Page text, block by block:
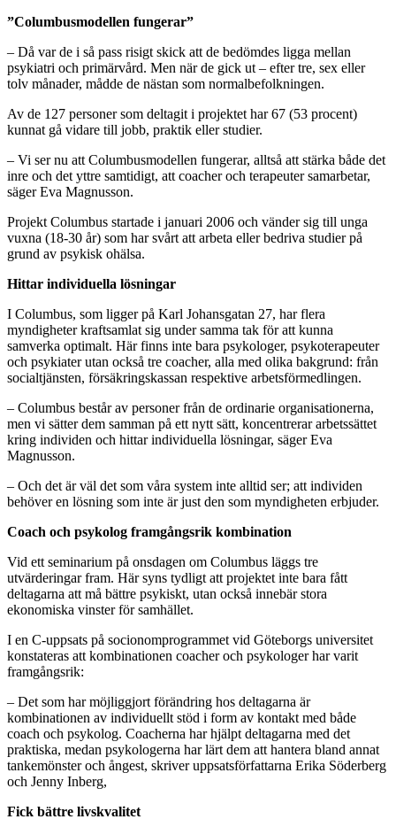
”Columbusmodellen fungerar”
– Då var de i så pass risigt skick att de bedömdes ligga mellan
psykiatri och primärvård. Men när de gick ut – efter tre, sex eller
tolv månader, mådde de nästan som normalbefolkningen.
Av de 127 personer som deltagit i projektet har 67 (53 procent)
kunnat gå vidare till jobb, praktik eller studier.
– Vi ser nu att Columbusmodellen fungerar, alltså att stärka både det
inre och det yttre samtidigt, att coacher och terapeuter samarbetar,
säger Eva Magnusson.
Projekt Columbus startade i januari 2006 och vänder sig till unga
vuxna (18-30 år) som har svårt att arbeta eller bedriva studier på
grund av psykisk ohälsa.
Hittar individuella lösningar
I Columbus, som ligger på Karl Johansgatan 27, har flera
myndigheter kraftsamlat sig under samma tak för att kunna
samverka optimalt. Här finns inte bara psykologer, psykoterapeuter
och psykiater utan också tre coacher, alla med olika bakgrund: från
socialtjänsten, försäkringskassan respektive arbetsförmedlingen.
– Columbus består av personer från de ordinarie organisationerna,
men vi sätter dem samman på ett nytt sätt, koncentrerar arbetssättet
kring individen och hittar individuella lösningar, säger Eva
Magnusson.
– Och det är väl det som våra system inte alltid ser; att individen
behöver en lösning som inte är just den som myndigheten erbjuder.
Coach och psykolog framgångsrik kombination
Vid ett seminarium på onsdagen om Columbus läggs tre
utvärderingar fram. Här syns tydligt att projektet inte bara fått
deltagarna att må bättre psykiskt, utan också innebär stora
ekonomiska vinster för samhället.
I en C-uppsats på socionomprogrammet vid Göteborgs universitet
konstateras att kombinationen coacher och psykologer har varit
framgångsrik:
– Det som har möjliggjort förändring hos deltagarna är
kombinationen av individuellt stöd i form av kontakt med både
coach och psykolog. Coacherna har hjälpt deltagarna med det
praktiska, medan psykologerna har lärt dem att hantera bland annat
tankemönster och ångest, skriver uppsatsförfattarna Erika Söderberg
och Jenny Inberg,
Fick bättre livskvalitet